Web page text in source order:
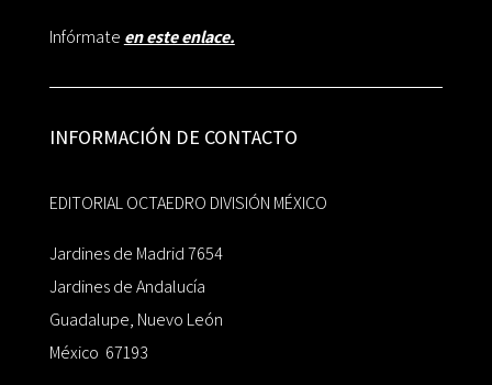
Infórmate en este enlace.
INFORMACIÓN DE CONTACTO
EDITORIAL OCTAEDRO DIVISIÓN MÉXICO
Jardines de Madrid 7654
Jardines de Andalucía
Guadalupe, Nuevo León
México 67193